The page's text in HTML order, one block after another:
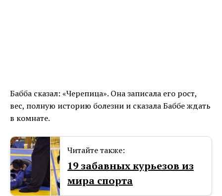
Бабба сказал: «Черепица». Она записала его рост,
вес, полную историю болезни и сказала Баббе ждать
в комнате.
Читайте также:
19 забавных курьезов из
мира спорта